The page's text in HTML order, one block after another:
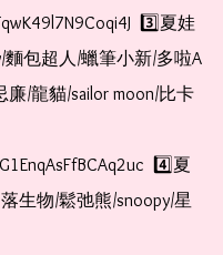
3️⃣夏娃
包超人/蠟筆小新/多啦A
/龍貓/sailor moon/比卡
4️⃣夏
生物/鬆弛熊/snoopy/星